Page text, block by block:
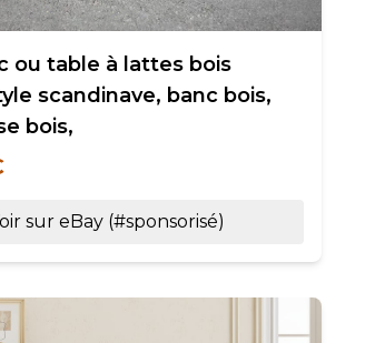
ou table à lattes bois
scandinave, banc bois,
bois,
sur eBay (#sponsorisé)